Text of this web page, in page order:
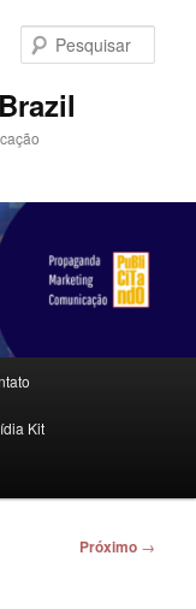
Kit
Próximo →